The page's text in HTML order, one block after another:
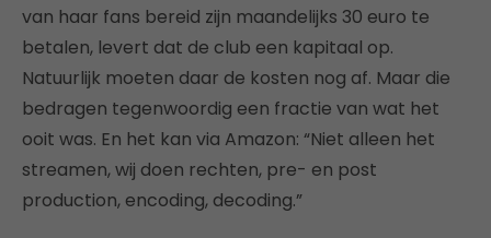
van haar fans bereid zijn maandelijks 30 euro te
betalen, levert dat de club een kapitaal op.
Natuurlijk moeten daar de kosten nog af. Maar die
bedragen tegenwoordig een fractie van wat het
ooit was. En het kan via Amazon: “Niet alleen het
streamen, wij doen rechten, pre- en post
production, encoding, decoding.”